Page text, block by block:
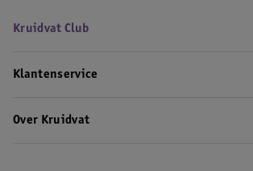
Kruidvat Club
Klantenservice
Over Kruidvat